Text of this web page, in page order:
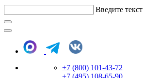
Введите текст
+7 (800) 101-43-72
+7 (495) 108-65-90